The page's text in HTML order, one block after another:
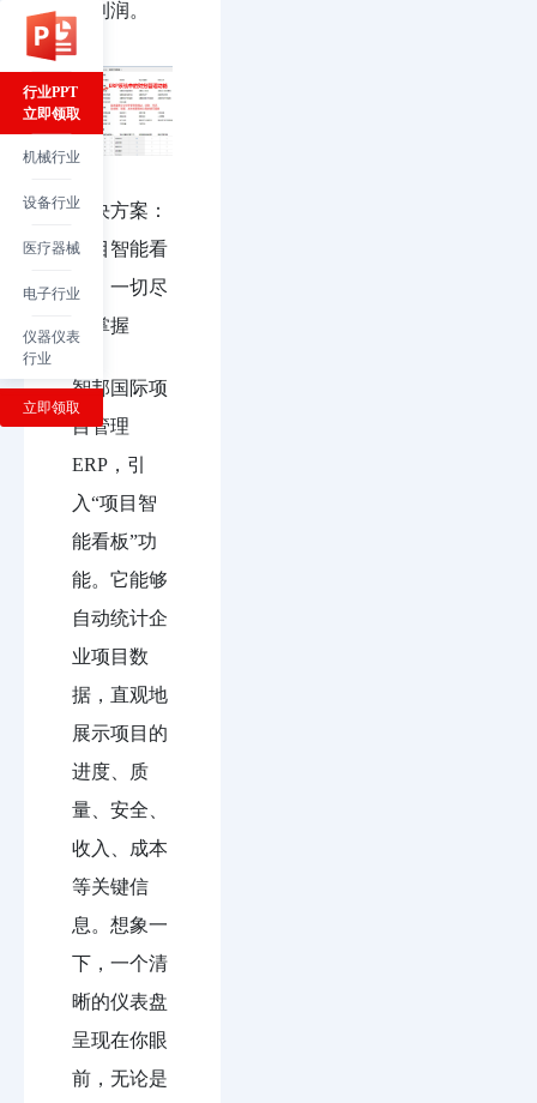
行业PPT
立即领取
机械行业
设备行业
医疗器械
电子行业
仪器仪表
行业
立即领取
和利润。
解决方案：
项目智能看
板，一切尽
在掌握
智邦国际项
目管理
ERP，引
入“项目智
能看板”功
能。它能够
自动统计企
业项目数
据，直观地
展示项目的
进度、质
量、安全、
收入、成本
等关键信
息。想象一
下，一个清
晰的仪表盘
呈现在你眼
前，无论是